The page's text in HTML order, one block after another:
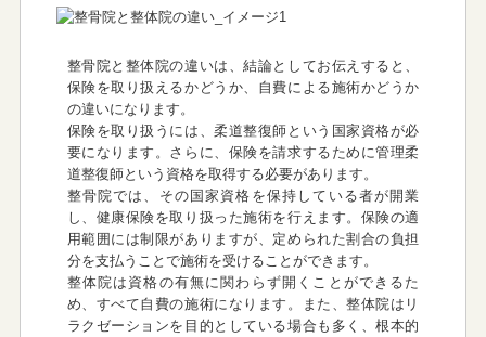
整骨院と整体院の違いは、結論としてお伝えすると、
保険を取り扱えるかどうか、自費による施術かどうか
の違いになります。
保険を取り扱うには、柔道整復師という国家資格が必
要になります。さらに、保険を請求するために管理柔
道整復師という資格を取得する必要があります。
整骨院では、その国家資格を保持している者が開業
し、健康保険を取り扱った施術を行えます。保険の適
用範囲には制限がありますが、定められた割合の負担
分を支払うことで施術を受けることができます。
整体院は資格の有無に関わらず開くことができるた
め、すべて自費の施術になります。また、整体院はリ
ラクゼーションを目的としている場合も多く、根本的